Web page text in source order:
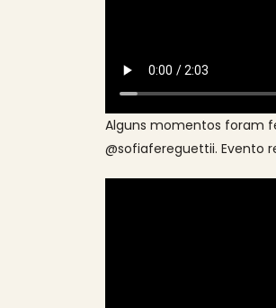
Alguns momentos foram
@sofiafereguettii. Evento